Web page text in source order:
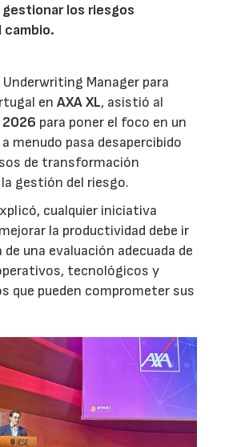
los riesgos
cambio.
Underwriting Manager para
enAXA XL, asistió al
2026 para poner el foco en un
menudo pasa desapercibido
de transformación
gestión del riesgo.
cualquier iniciativa
la productividad debe ir
de una evaluación adecuada de
tecnológicos y
que pueden comprometer sus